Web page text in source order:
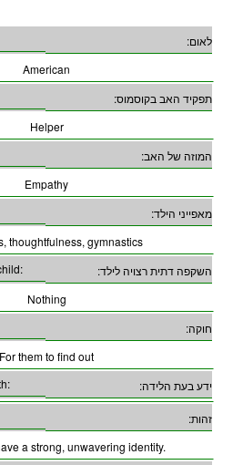
לאום:
American
תפקיד האב בקוסמוס:
Helper
המוזה של האב:
Empathy
מאפייני הילד:
thoughtfulness, gymnastics
השקפה דתית רצויה לילד:
Nothing
חוקה:
For them to find out
ידע בעת הלידה:
זהות:
a strong, unwavering identity.